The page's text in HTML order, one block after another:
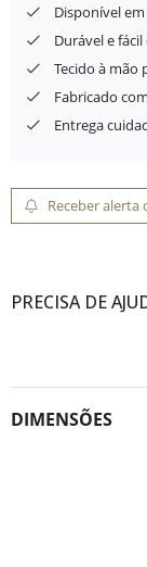
Disponível
Durável e
Tecido à mão
Fabricado
Entrega
Receber alerta
PRECISA DE
DIMENSÕES